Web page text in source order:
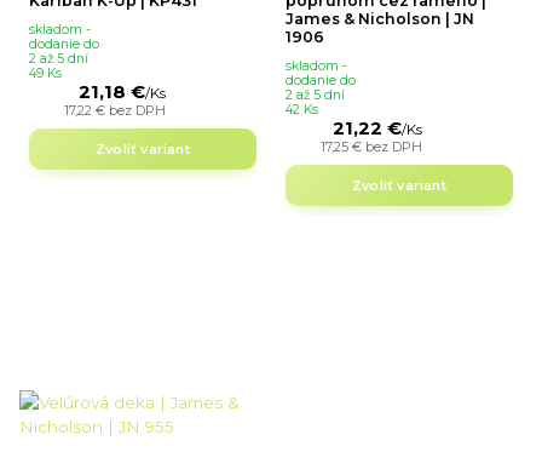
21,18 €/Ks
17,22 € bez DPH
skladom -
dodanie do
2 až 5 dní
49 Ks
Zvoliť variant
James & Nicholson | JN
1906
21,22 €/Ks
17,25 € bez DPH
skladom -
dodanie do
2 až 5 dní
42 Ks
Zvoliť variant